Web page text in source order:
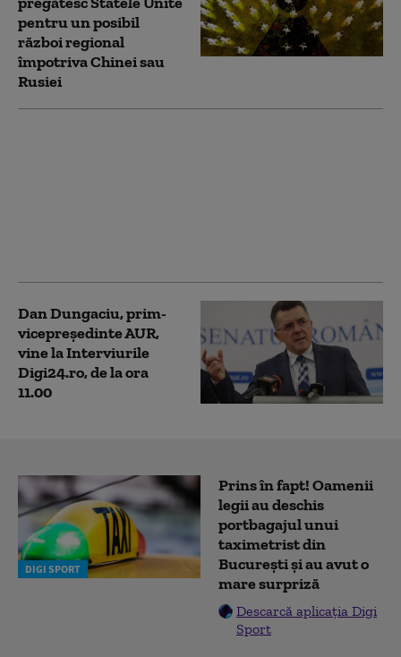
pentru un posibil
război regional
împotriva Chinei sau
Rusiei
Dan Dungaciu, prim-
vicepreședinte AUR,
vine la Interviurile
Digi24.ro, de la ora
11.00
DIGI SPORT
Prins în fapt! Oamenii
legii au deschis
portbagajul unui
taximetrist din
București și au avut o
mare surpriză
Descarcă aplicația Digi
Sport